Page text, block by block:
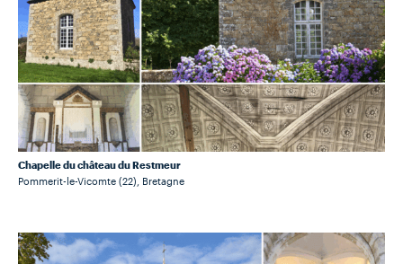
Chapelle du château du Restmeur
Pommerit-le-Vicomte (22), Bretagne